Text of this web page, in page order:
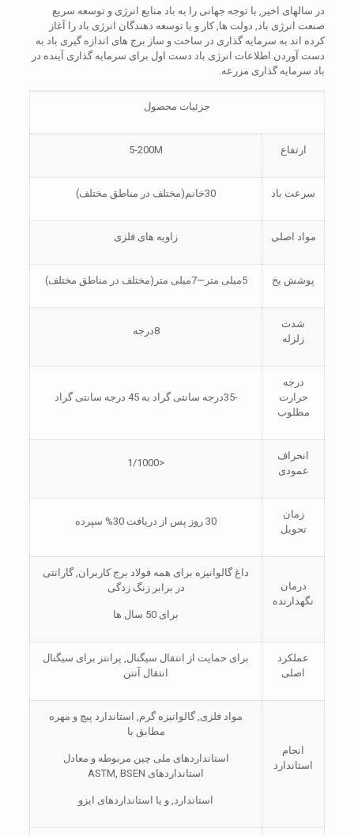
در سالهای اخیر, با توجه جهانی را به باد منابع انرژی و توسعه سریع
صنعت انرژی باد, دولت ها, کار و یا توسعه دهندگان انرژی باد را آغاز
کرده اند به سرمایه گذاری در ساخت و ساز برج های اندازه گیری باد به
دست آوردن اطلاعات انرژی باد دست اول برای سرمایه گذاری آینده در
باد سرمایه گذاری مزرعه.
جزئیات محصول
ارتفاع 5-200M
سرعت باد 30خانم(مختلف در مناطق مختلف)
مواد اصلی زاویه های فلزی
پوشش یخ 5میلی متر—7میلی متر(مختلف در مناطق مختلف)
شدت
زلزله
8درجه
درجه
حرارت
مطلوب
-35درجه سانتی گراد به 45 درجه سانتی گراد
انحراف
عمودی
<1/1000
زمان
تحویل
30 روز پس از دریافت 30% سپرده
درمان
نگهدارنده
داغ گالوانیزه برای همه فولاد برج کاربران, گارانتی
در برابر زنگ زدگی
برای 50 سال ها
عملکرد
اصلی
برای حمایت از انتقال سیگنال, پرانتز برای سیگنال
انتقال آنتن
انجام
استاندارد
مواد فلزی, گالوانیزه گرم, استاندارد پیچ ​​و مهره
مطابق با
استانداردهای ملی چین مربوطه و معادل
استانداردهای ASTM, BSEN
استاندارد, و یا استانداردهای ایزو